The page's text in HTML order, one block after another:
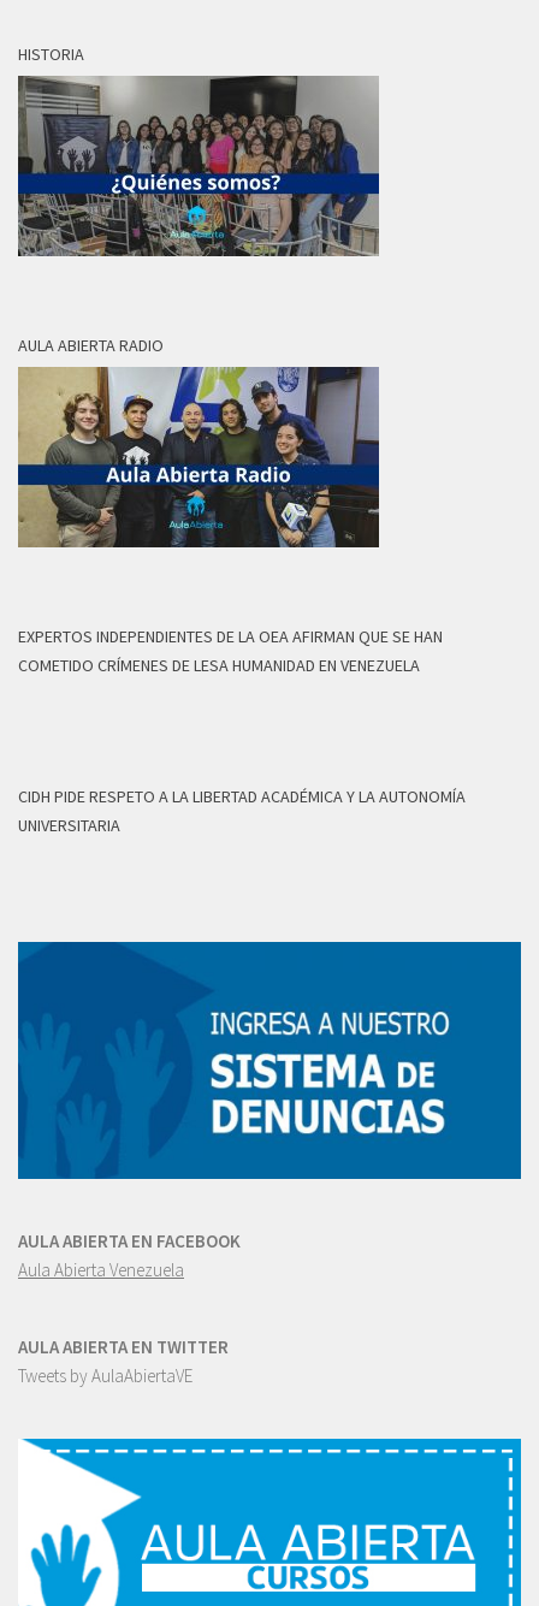
HISTORIA
AULA ABIERTA RADIO
EXPERTOS INDEPENDIENTES DE LA OEA AFIRMAN QUE SE HAN
COMETIDO CRÍMENES DE LESA HUMANIDAD EN VENEZUELA
CIDH PIDE RESPETO A LA LIBERTAD ACADÉMICA Y LA AUTONOMÍA
UNIVERSITARIA
AULA ABIERTA EN FACEBOOK
Aula Abierta Venezuela
AULA ABIERTA EN TWITTER
Tweets by AulaAbiertaVE